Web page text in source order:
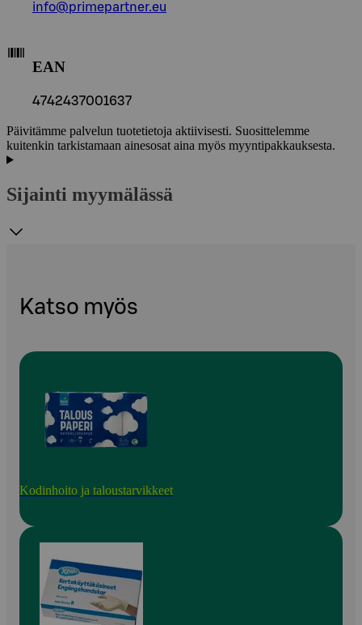
info@primepartner.eu
EAN
4742437001637
Päivitämme palvelun tuotetietoja aktiivisesti. Suosittelemme
kuitenkin tarkistamaan ainesosat aina myös myyntipakkauksesta.
Sijainti myymälässä
Katso myös
Kodinhoito ja taloustarvikkeet